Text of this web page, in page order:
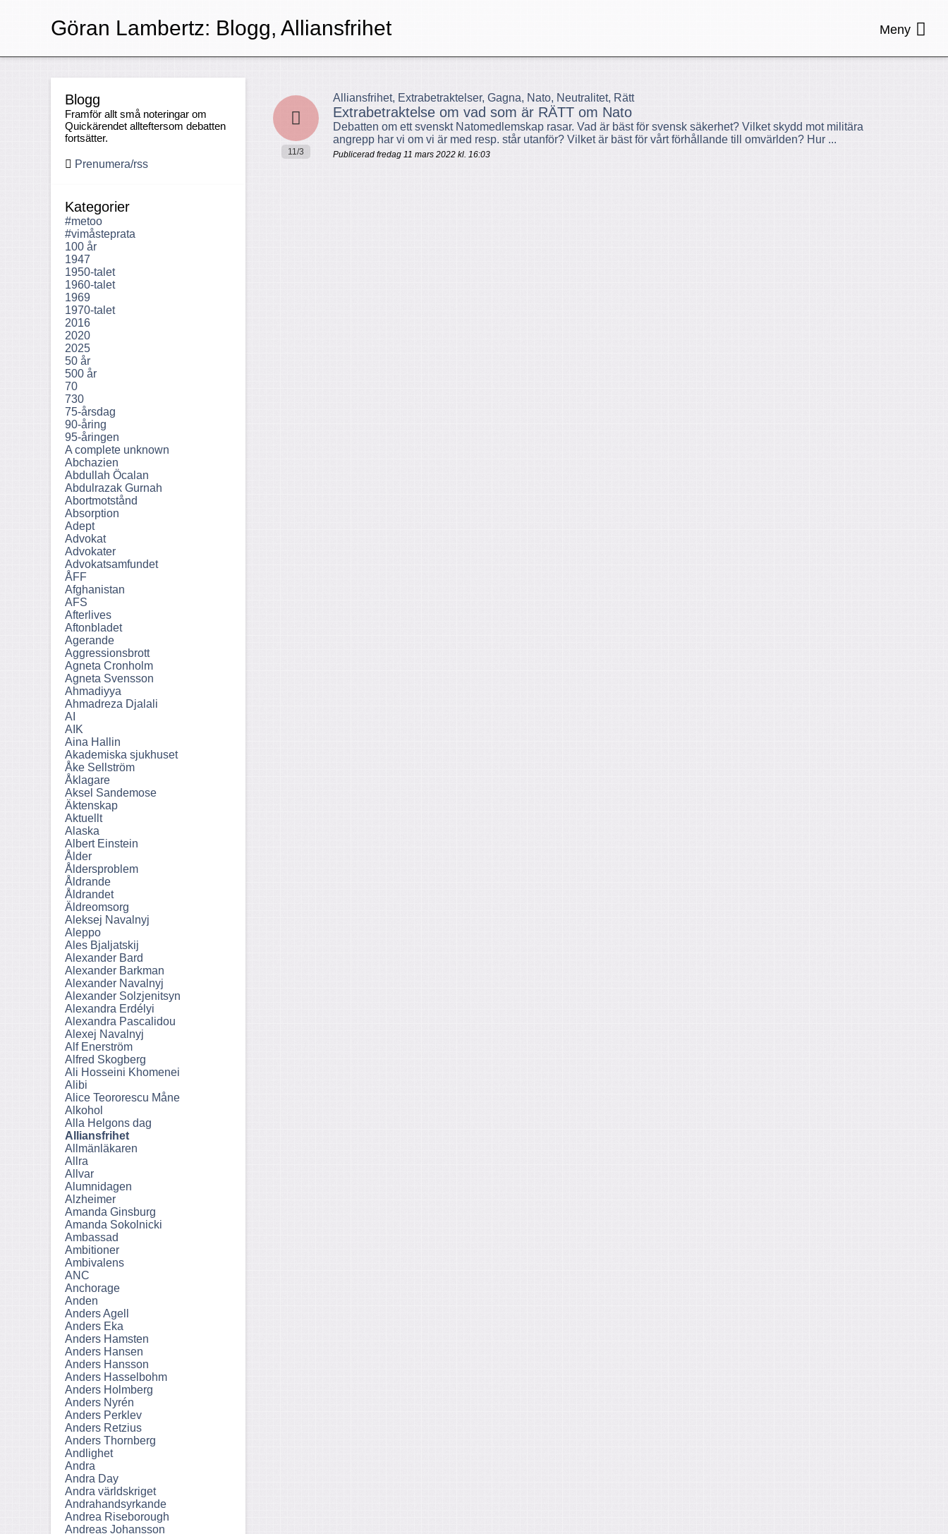
Blogg
Framför allt små noteringar om
Quickärendet allteftersom debatten
fortsätter.
Prenumera/rss
Kategorier
#metoo
#vimåsteprata
100 år
1947
1950-talet
1960-talet
1969
1970-talet
2016
2020
2025
50 år
500 år
70
730
75-årsdag
90-åring
95-åringen
A complete unknown
Abchazien
Abdullah Öcalan
Abdulrazak Gurnah
Abortmotstånd
Absorption
Adept
Advokat
Advokater
Advokatsamfundet
ÅFF
Afghanistan
AFS
Afterlives
Aftonbladet
Agerande
Aggressionsbrott
Agneta Cronholm
Agneta Svensson
Ahmadiyya
Ahmadreza Djalali
AI
AIK
Aina Hallin
Akademiska sjukhuset
Åke Sellström
Åklagare
Aksel Sandemose
Äktenskap
Aktuellt
Alaska
Albert Einstein
Ålder
Åldersproblem
Åldrande
Åldrandet
Äldreomsorg
Aleksej Navalnyj
Aleppo
Ales Bjaljatskij
Alexander Bard
Alexander Barkman
Alexander Navalnyj
Alexander Solzjenitsyn
Alexandra Erdélyi
Alexandra Pascalidou
Alexej Navalnyj
Alf Enerström
Alfred Skogberg
Ali Hosseini Khomenei
Alibi
Alice Teororescu Måne
Alkohol
Alla Helgons dag
Alliansfrihet
Allmänläkaren
Allra
Allvar
Alumnidagen
Alzheimer
Amanda Ginsburg
Amanda Sokolnicki
Ambassad
Ambitioner
Ambivalens
ANC
Anchorage
Anden
Anders Agell
Anders Eka
Anders Hamsten
Anders Hansen
Anders Hansson
Anders Hasselbohm
Anders Holmberg
Anders Nyrén
Anders Perklev
Anders Retzius
Anders Thornberg
Andlighet
Andra
Andra Day
Andra världskriget
Andrahandsyrkande
Andrea Riseborough
Andreas Johansson
11/3
Alliansfrihet, Extrabetraktelser, Gagna, Nato, Neutralitet, Rätt
Extrabetraktelse om vad som är RÄTT om Nato
Debatten om ett svenskt Natomedlemskap rasar. Vad är bäst för svensk säkerhet? Vilket skydd mot militära
angrepp har vi om vi är med resp. står utanför? Vilket är bäst för vårt förhållande till omvärlden? Hur ...
Publicerad fredag 11 mars 2022 kl. 16:03
Göran Lambertz: Blogg, Alliansfrihet Meny